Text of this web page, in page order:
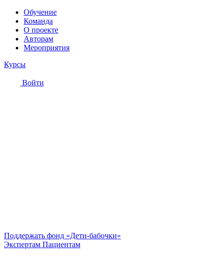
Обучение
Команда
О проекте
Авторам
Мероприятия
Курсы
Войти
Поддержать фонд «Дети-бабочки»
Экспертам Пациентам